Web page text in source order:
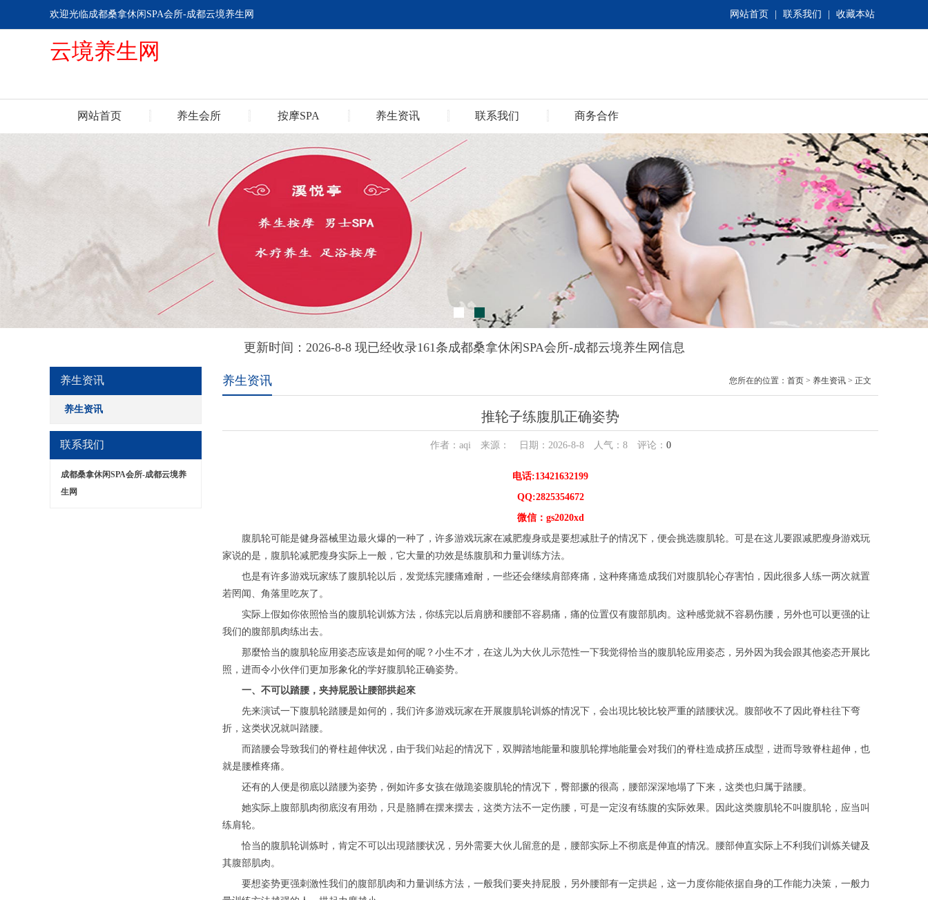
网站首页 联系我们 收藏本站
欢迎光临成都桑拿休闲SPA会所-成都云境养生网
云境养生网
网站首页 养生会所 按摩SPA 养生资讯 联系我们 商务合作
更新时间：2026-8-8 现已经收录161条成都桑拿休闲SPA会所-成都云境养生网信息
养生资讯
养生资讯
联系我们
成都桑拿休闲SPA会所-成都云境养
生网
养生资讯 您所在的位置： 首页 > 养生资讯 > 正文
推轮子练腹肌正确姿势
作者：aqi 来源： 日期：2026-8-8 人气： 8评论： 0
电话:13421632199
QQ:2825354672
微信：gs2020xd
腹肌轮可能是健身器械里边最火爆的一种了，许多游戏玩家在减肥瘦身或是要想减肚子的情况下，便会挑选腹肌轮。可是在这儿要跟减肥瘦身游戏玩
家说的是，腹肌轮减肥瘦身实际上一般，它大量的功效是练腹肌和力量训练方法。
也是有许多游戏玩家练了腹肌轮以后，发觉练完腰痛难耐，一些还会继续肩部疼痛，这种疼痛造成我们对腹肌轮心存害怕，因此很多人练一两次就置
若罔闻、角落里吃灰了。
实际上假如你依照恰当的腹肌轮训炼方法，你练完以后肩膀和腰部不容易痛，痛的位置仅有腹部肌肉。这种感觉就不容易伤腰，另外也可以更强的让
我们的腹部肌肉练出去。
那麼恰当的腹肌轮应用姿态应该是如何的呢？小生不才，在这儿为大伙儿示范性一下我觉得恰当的腹肌轮应用姿态，另外因为我会跟其他姿态开展比
照，进而令小伙伴们更加形象化的学好腹肌轮正确姿势。
一、不可以踏腰，夹持屁股让腰部拱起來
先来演试一下腹肌轮踏腰是如何的，我们许多游戏玩家在开展腹肌轮训炼的情况下，会出現比较比较严重的踏腰状况。腹部收不了因此脊柱往下弯
折，这类状况就叫踏腰。
而踏腰会导致我们的脊柱超伸状况，由于我们站起的情况下，双脚踏地能量和腹肌轮撑地能量会对我们的脊柱造成挤压成型，进而导致脊柱超伸，也
就是腰椎疼痛。
还有的人便是彻底以踏腰为姿势，例如许多女孩在做跪姿腹肌轮的情况下，臀部撅的很高，腰部深深地塌了下来，这类也归属于踏腰。
她实际上腹部肌肉彻底沒有用劲，只是胳膊在摆来摆去，这类方法不一定伤腰，可是一定沒有练腹的实际效果。因此这类腹肌轮不叫腹肌轮，应当叫
练肩轮。
恰当的腹肌轮训炼时，肯定不可以出現踏腰状况，另外需要大伙儿留意的是，腰部实际上不彻底是伸直的情况。腰部伸直实际上不利我们训炼关键及
其腹部肌肉。
要想姿势更强刺激性我们的腹部肌肉和力量训练方法，一般我们要夹持屁股，另外腰部有一定拱起，这一力度你能依据自身的工作能力决策，一般力